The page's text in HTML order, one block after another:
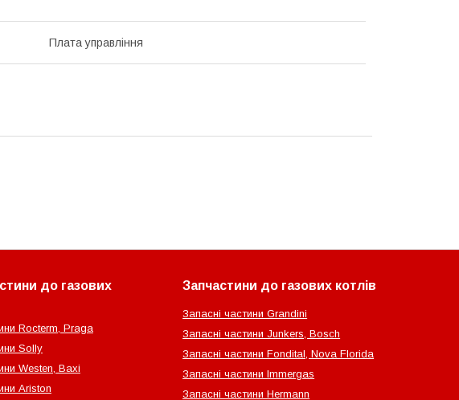
Плата управління
до газових
Rocterm, Praga
Solly
Westen, Baxi
Ariston
Запчастини до газових котлів
Запасні частини Grandini
Запасні частини Junkers, Bosch
Запасні частини Fondital, Nova Florida
Запасні частини Immergas
Запасні частини Hermann